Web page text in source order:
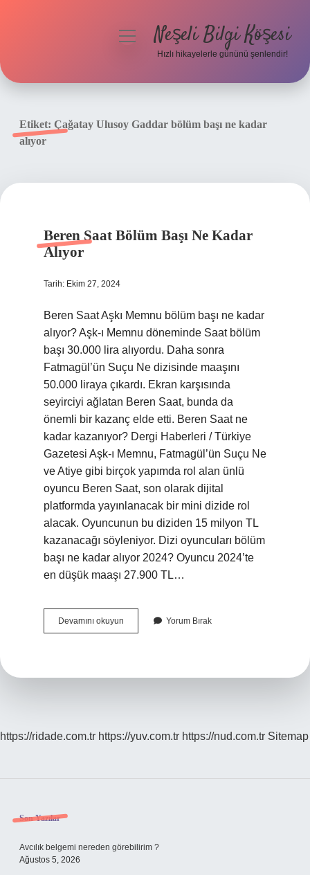
Yasal Uyarı
menüyüNeşeli Bilgi Köşesi
Hızlı hikayelerle gününü şenlendir!
Etiket: Çağatay Ulusoy Gaddar bölüm başı ne kadar
alıyor
Beren Saat Bölüm Başı Ne Kadar
Alıyor
Tarih: Ekim 27, 2024
Beren Saat Aşkı Memnu bölüm başı ne kadar
alıyor? Aşk-ı Memnu döneminde Saat bölüm
başı 30.000 lira alıyordu. Daha sonra
Fatmagül’ün Suçu Ne dizisinde maaşını
50.000 liraya çıkardı. Ekran karşısında
seyirciyi ağlatan Beren Saat, bunda da
önemli bir kazanç elde etti. Beren Saat ne
kadar kazanıyor? Dergi Haberleri / Türkiye
Gazetesi Aşk-ı Memnu, Fatmagül’ün Suçu Ne
ve Atiye gibi birçok yapımda rol alan ünlü
oyuncu Beren Saat, son olarak dijital
platformda yayınlanacak bir mini dizide rol
alacak. Oyuncunun bu diziden 15 milyon TL
kazanacağı söyleniyor. Dizi oyuncuları bölüm
başı ne kadar alıyor 2024? Oyuncu 2024’te
en düşük maaşı 27.900 TL…
Devamını okuyun
Saat
Yorum Bırak
https://ridade.com.tr https://yuv.com.tr https://nud.com.tr Sitemap
Sidebar
Son Yazılar
Avcılık belgemi nereden görebilirim ?
Ağustos 5, 2026